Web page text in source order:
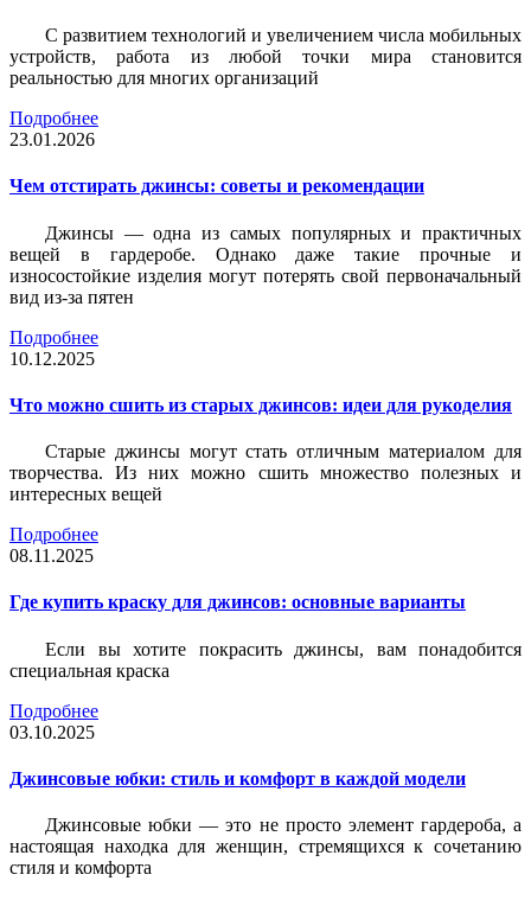
С развитием технологий и увеличением числа мобильных
устройств, работа из любой точки мира становится
реальностью для многих организаций
Подробнее
23.01.2026
Чем отстирать джинсы: советы и рекомендации
Джинсы — одна из самых популярных и практичных
вещей в гардеробе. Однако даже такие прочные и
износостойкие изделия могут потерять свой первоначальный
вид из-за пятен
Подробнее
10.12.2025
Что можно сшить из старых джинсов: идеи для рукоделия
Старые джинсы могут стать отличным материалом для
творчества. Из них можно сшить множество полезных и
интересных вещей
Подробнее
08.11.2025
Где купить краску для джинсов: основные варианты
Если вы хотите покрасить джинсы, вам понадобится
специальная краска
Подробнее
03.10.2025
Джинсовые юбки: стиль и комфорт в каждой модели
Джинсовые юбки — это не просто элемент гардероба, а
настоящая находка для женщин, стремящихся к сочетанию
стиля и комфорта